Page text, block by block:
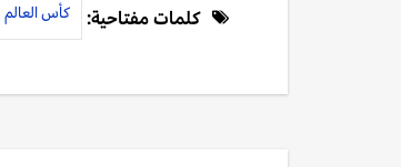
كلمات مفتاحية: كأس العالم